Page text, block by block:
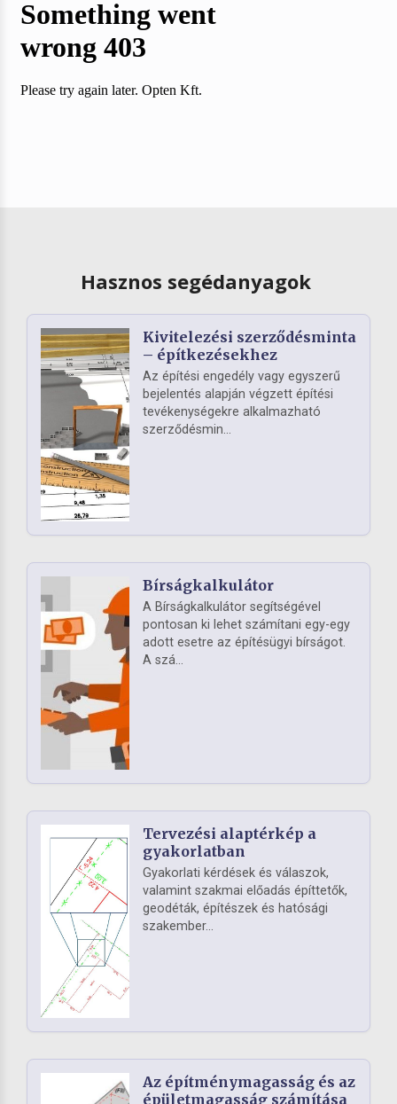
Hasznos segédanyagok
Kivitelezési szerződésminta
– építkezésekhez
Az építési engedély vagy egyszerű
bejelentés alapján végzett építési
tevékenységekre alkalmazható
szerződésmin...
Bírságkalkulátor
A Bírságkalkulátor segítségével
pontosan ki lehet számítani egy-egy
adott esetre az építésügyi bírságot.
A szá...
Tervezési alaptérkép a
gyakorlatban
Gyakorlati kérdések és válaszok,
valamint szakmai előadás építtetők,
geodéták, építészek és hatósági
szakember...
Az építménymagasság és az
épületmagasság számítása